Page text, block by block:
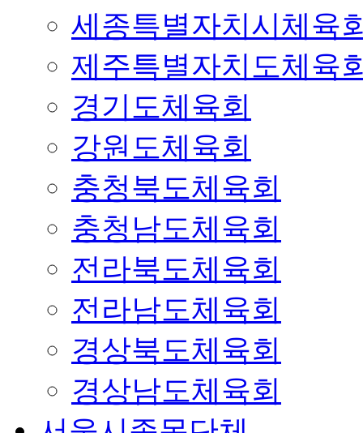
세종특별자치시체육
제주특별자치도체육
경기도체육회
강원도체육회
충청북도체육회
충청남도체육회
전라북도체육회
전라남도체육회
경상북도체육회
경상남도체육회